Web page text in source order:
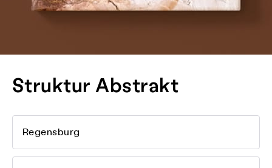
Struktur Abstrakt
Regensburg